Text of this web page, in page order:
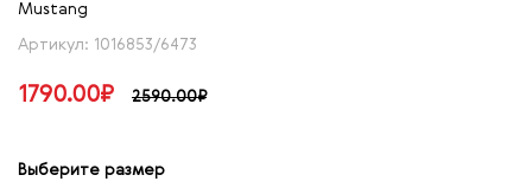
Mustang
Артикул: 1016853/6473
1790.00₽ 2590.00₽
Выберите размер